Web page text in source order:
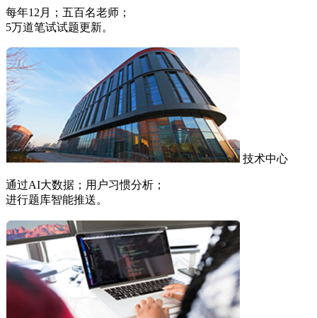
每年12月；五百名老师；
5万道笔试试题更新。
技术中心
通过AI大数据；用户习惯分析；
进行题库智能推送。